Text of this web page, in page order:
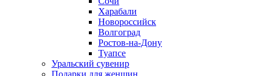
Харабали
Новороссийск
Волгоград
Ростов-на-Дону
Туапсе
Уральский сувенир
Подарки для женщин